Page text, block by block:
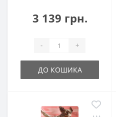
3 139 грн.
- +
ДО КОШИКА